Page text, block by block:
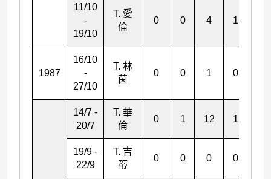
11/10
-
19/10
T. 愛
倫
0 0 4 1
1987
16/10
-
27/10
T. 林
茵
0 0 1 0
14/7 -
20/7
T. 華
倫
0 1 12 1
19/9 -
22/9
T. 吉
蒂
0 0 0 0